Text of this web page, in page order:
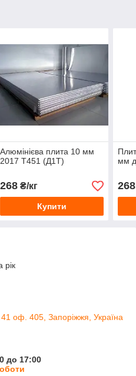
Алюмінієва плита 10 мм
2017 Т451 (Д1Т)
268₴/кг
Купити
мм
268
рік
оф. 405, Запоріжжя, Україна
до 17:00